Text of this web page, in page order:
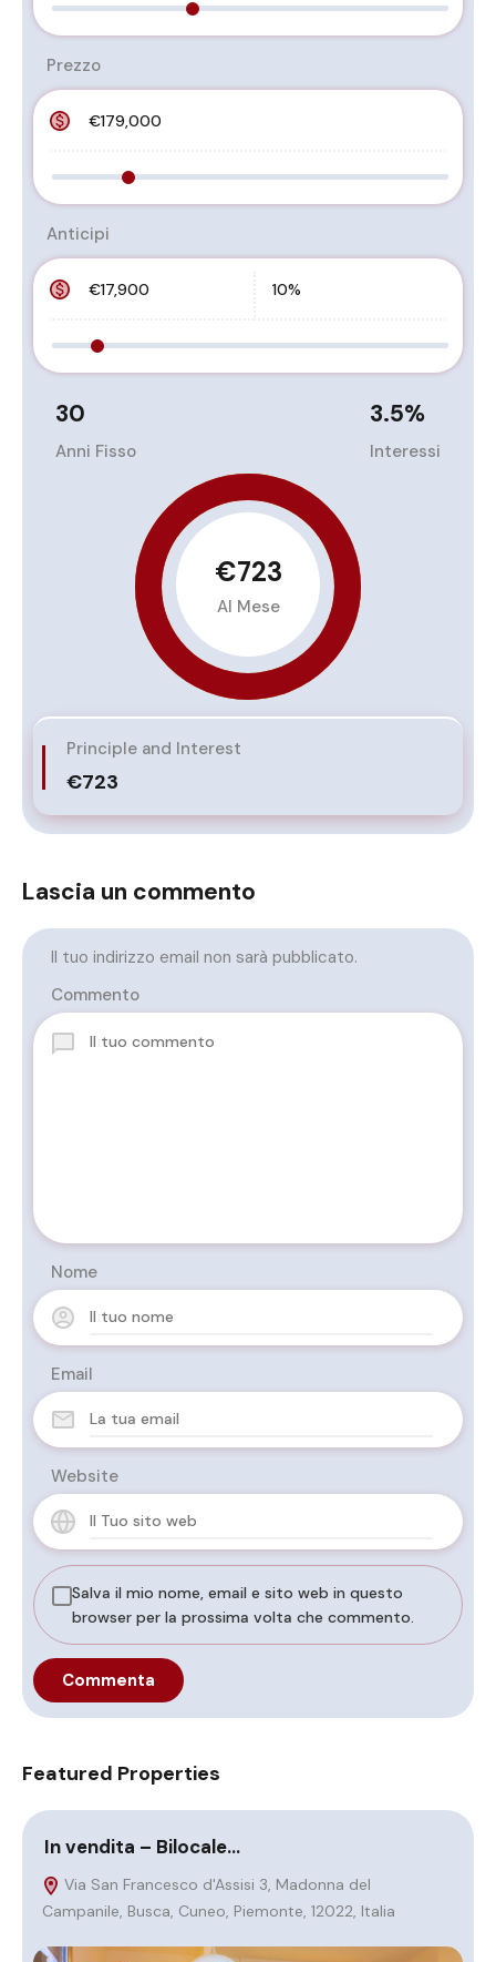
Prezzo
Anticipi
30
Anni Fisso
3.5%
Interessi
€723
Al Mese
Principle and Interest
€723
Lascia un commento
Il tuo indirizzo email non sarà pubblicato.
Commento
Nome
Email
Website
Salva il mio nome, email e sito web in questo
browser per la prossima volta che commento.
Featured Properties
In vendita – Bilocale…
Via San Francesco d'Assisi 3, Madonna del
Campanile, Busca, Cuneo, Piemonte, 12022, Italia